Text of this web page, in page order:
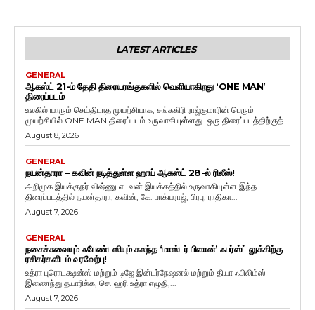
LATEST ARTICLES
GENERAL
ஆகஸ்ட் 21-ம் தேதி திரையரங்குகளில் வெளியாகிறது ‘ONE MAN’
திரைப்படம்
உலகில் யாரும் செய்திடாத முயற்சியாக, சங்ககிரி ராஜ்குமாரின் பெரும்
முயற்சியில் ONE MAN திரைப்படம் உருவாகியுள்ளது. ஒரு திரைப்படத்திற்குத்...
August 8, 2026
GENERAL
நயன்தாரா – கவின் நடித்துள்ள ஹாய் ஆகஸ்ட் 28-ல் ரிலீஸ்!
அறிமுக இயக்குநர் விஷ்ணு எடவன் இயக்கத்தில் உருவாகியுள்ள இந்த
திரைப்படத்தில் நயன்தாரா, கவின், கே. பாக்யராஜ், பிரபு, ராதிகா...
August 7, 2026
GENERAL
நகைச்சுவையும் ஃபேண்டஸியும் கலந்த ‘மாஸ்டர் பிளான்’ ஃபர்ஸ்ட் லுக்கிற்கு
ரசிகர்களிடம் வரவேற்பு!
உத்ரா புரொடக்ஷன்ஸ் மற்றும் டிஜே இன்டர்நேஷனல் மற்றும் தியா ஃபிலிம்ஸ்
இணைந்து தயாரிக்க, செ. ஹரி உத்ரா எழுதி,...
August 7, 2026